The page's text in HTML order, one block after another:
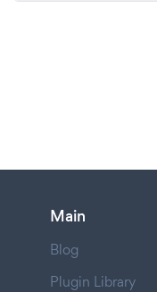
Main
Blog
Plugin Library